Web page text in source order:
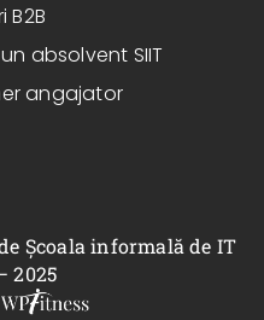
B2B
absolvent SIIT
angajator
Școala informală de IT
2025